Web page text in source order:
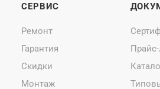
СЕРВИС
Ремонт
Гарантия
Скидки
Монтаж